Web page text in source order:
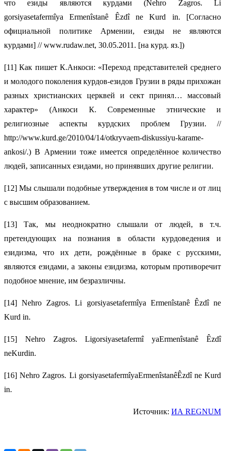
что езиды являются курдами (Nehro Zagros. Li
gorsiyasetafermîya Ermenîstanê Êzdî ne Kurd in. [Согласно
официальной политике Армении, езиды не являются
курдами] // www.rudaw.net, 30.05.2011. [на курд. яз.])
[11] Как пишет К.Анкоси: «Переход представителей среднего
и молодого поколения курдов-езидов Грузии в ряды прихожан
разных христианских церквей и сект принял… массовый
характер» (Анкоси К. Современные этнические и
религиозные аспекты курдских проблем Грузии. //
http://www.kurd.ge/2010/04/14/otkryvaem-diskussiyu-karame-
ankosi/.) В Армении тоже имеется определённое количество
людей, записанных езидами, но принявших другие религии.
[12] Мы слышали подобные утверждения в том числе и от лиц
с высшим образованием.
[13] Так, мы неоднократно слышали от людей, в т.ч.
претендующих на познания в области курдоведения и
езидизма, что их дети, рождённые в браке с русскими,
являются езидами, а законы езидизма, которым противоречит
подобное мнение, им безразличны.
[14] Nehro Zagros. Li gorsiyasetafermîya Ermenîstanê Êzdî ne
Kurd in.
[15] Nehro Zagros. Ligorsiyasetafermî yaErmenîstanê Êzdî
neKurdin.
[16] Nehro Zagros. Li gorsiyasetafermîyaErmenîstanêÊzdî ne Kurd
in.
Источник: ИА REGNUM